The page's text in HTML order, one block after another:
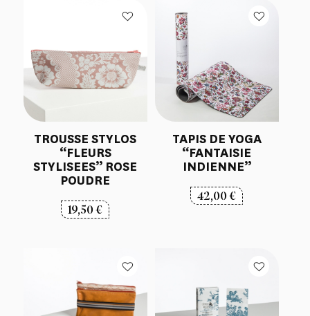
TROUSSE STYLOS
“FLEURS
STYLISEES” ROSE
POUDRE
19,50€
TAPIS DE YOGA
“FANTAISIE
INDIENNE”
42,00€